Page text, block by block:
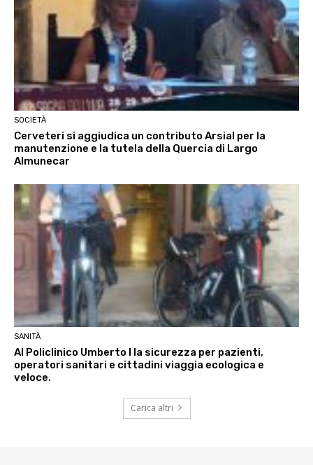
SOCIETÀ
Cerveteri si aggiudica un contributo Arsial per la
manutenzione e la tutela della Quercia di Largo
Almunecar
SANITÀ
Al Policlinico Umberto I la sicurezza per pazienti,
operatori sanitari e cittadini viaggia ecologica e
veloce.
Carica altri